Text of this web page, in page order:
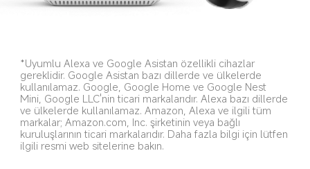
*Uyumlu Alexa ve Google Asistan özellikli cihazlar
gereklidir. Google Asistan bazı dillerde ve ülkelerde
kullanılamaz. Google, Google Home ve Google Nest
Mini, Google LLC'nin ticari markalarıdır. Alexa bazı dillerde
ve ülkelerde kullanılamaz. Amazon, Alexa ve ilgili tüm
markalar; Amazon.com, Inc. şirketinin veya bağlı
kuruluşlarının ticari markalarıdır. Daha fazla bilgi için lütfen
ilgili resmi web sitelerine bakın.